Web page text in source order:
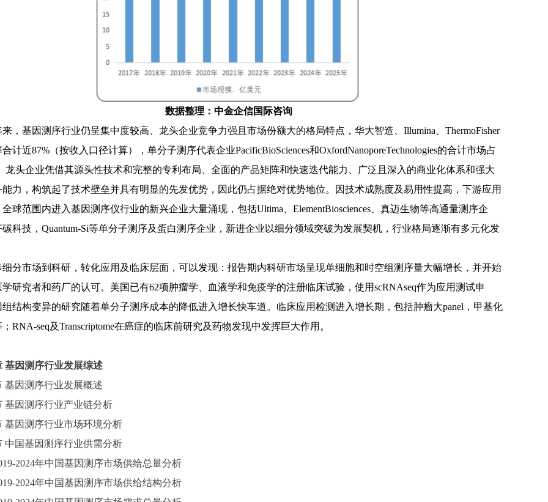
数据整理：中金企信国际咨询
，基因测序行业仍呈集中度较高、龙头企业竞争力强且市场份额大的格局特点，华大智造、 Illumina、ThermoFisher
计近87%（按收入口径计算），单分子测序代表企业PacificBioSciences和OxfordNanoporeTechnologies的合计市场占
龙头企业凭借其源头性技术和完整的专利布局、全面的产品矩阵和快速迭代能力、广泛且深入的商业化体系和强大
能力，构筑起了技术壁垒并具有明显的先发优势，因此仍占据绝对优势地位。因技术成熟度及易用性提高，下游应用
球范围内进入基因测序仪行业的新兴企业大量涌现，包括Ultima、ElementBiosciences、真迈生物等高通量测序企
科技，Quantum-Si等单分子测序及蛋白测序企业，新进企业以细分领域突破为发展契机，行业格局逐渐有多元化发
细分市场到科研，转化应用及临床层面，可以发现：报告期内科研市场呈现单细胞和时空组测序量大幅增长，并开始
研究者和药厂的认可。美国已有62项肿瘤学、血液学和免疫学的注册临床试验，使用scRNAseq作为应用测试申
结构变异的研究随着单分子测序成本的降低进入增长快车道。临床应用检测进入增长期，包括肿瘤大panel，甲基化
RNA-seq及Transcriptome在癌症的临床前研究及药物发现中发挥巨大作用。
基因测序行业发展综述
基因测序行业发展概述
基因测序行业产业链分析
基因测序行业市场环境分析
中国基因测序行业供需分析
2024年中国基因测序市场供给总量分析
2024年中国基因测序市场供给结构分析